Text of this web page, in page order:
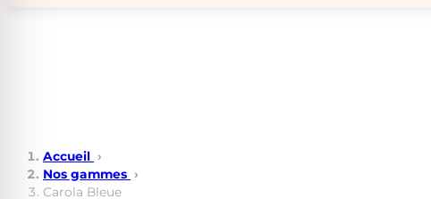
Accueil ›
Nos gammes ›
Carola Bleue